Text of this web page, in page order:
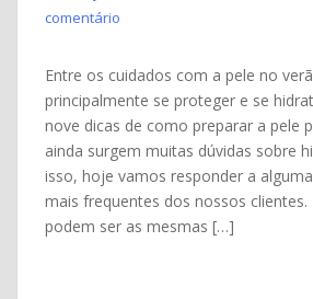
comentário
Entre os cuidados com a pele no
principalmente se proteger e se
nove dicas de como preparar a pele
ainda surgem muitas dúvidas sobre
isso, hoje vamos responder a
mais frequentes dos nossos clientes.
podem ser as mesmas […]